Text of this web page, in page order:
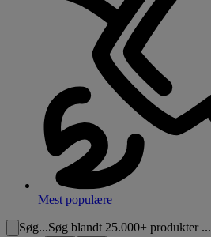
Mest populære
Søg...Søg blandt 25.000+ produkter ...